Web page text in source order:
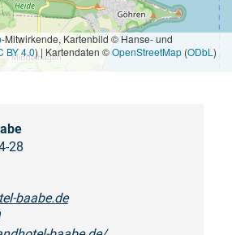
-Mitwirkende, Kartenbild © Hanse- und
BY 4.0) | Kartendaten ©OpenStreetMap (ODbL )
28
baabe.de